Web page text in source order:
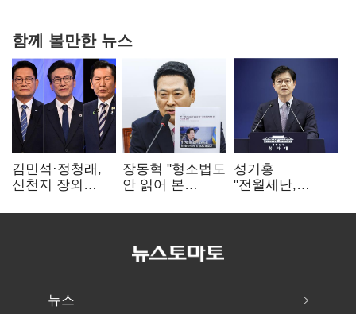
함께 볼만한 뉴스
김민석·정청래,
신천지 장외
"호남 계몽 규탄"
장동혁 "형소법도
안 읽어 본
속도로 무너질
성기홍
"전월세난,
공급 문제"…닥공
뉴스